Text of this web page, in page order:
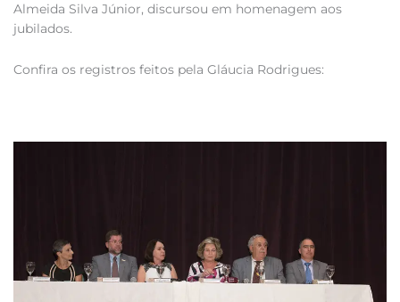
Almeida Silva Júnior, discursou em homenagem aos
jubilados.
Confira os registros feitos pela Gláucia Rodrigues: